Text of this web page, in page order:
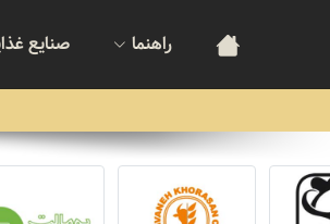
راهنما صنایع